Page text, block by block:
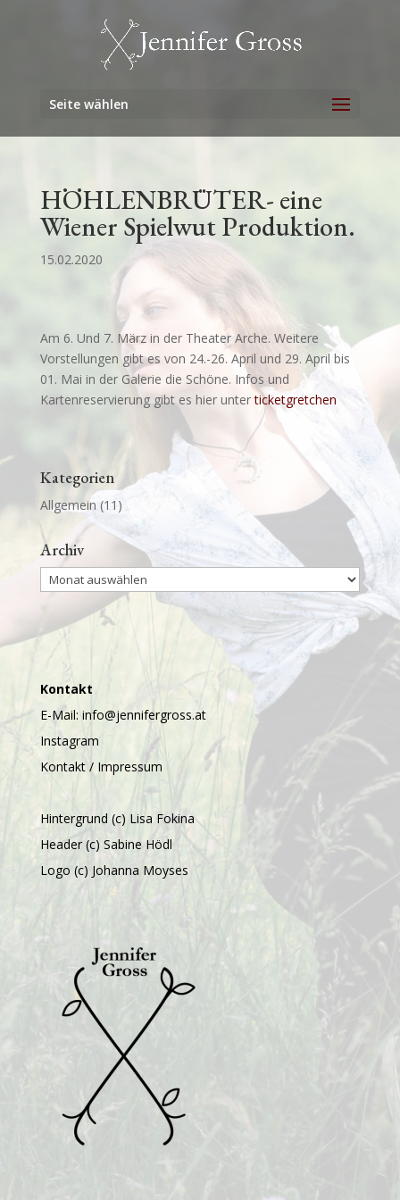
Seite wählen
HÖHLENBRÜTER- eine
Wiener Spielwut Produktion.
15.02.2020
Am 6. Und 7. März in der Theater Arche. Weitere
Vorstellungen gibt es von 24.-26. April und 29. April bis
01. Mai in der Galerie die Schöne. Infos und
Kartenreservierung gibt es hier unterticketgretchen
Kategorien
Allgemein (11)
Archiv
Archiv
Kontakt
E-Mail: info@jennifergross.at
Instagram
Kontakt / Impressum
Hintergrund (c) Lisa Fokina
Header (c) Sabine Hödl
Logo (c) Johanna Moyses